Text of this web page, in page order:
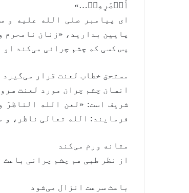
أَبۡصَٰرِهِمۡ…»
ای پیامبر صلی الله علیه و
پایین بدارید، «زنان نامحرم
پس کسی که چشم چرانی می‌کند
مستحق خطاب لعنت قرار می‌گیرد
انسان چشم چران مورد لعنت
شریف است: «لعن الله الناظرَ
فرمایند: الله تعالی ناظر، و
مثانه ورم می‌کند
از نظر طبی هم چشم چرانی
باعث سرعت انزال می‌شود